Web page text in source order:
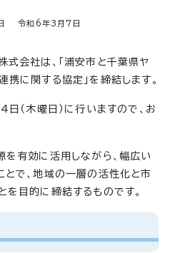
令和6年3月7日
式会社は、「浦安市と千葉県ヤ
に関する協定」を締結します。
（木曜日）に行いますので、お
を有効に活用しながら、幅広い
とで、地域の一層の活性化と市
を目的に締結するものです。